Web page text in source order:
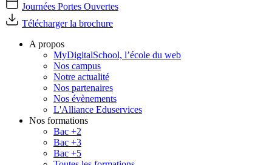
Journées Portes Ouvertes
Télécharger la brochure
A propos
MyDigitalSchool, l’école du web
Nos campus
Notre actualité
Nos partenaires
Nos évènements
L'Alliance Eduservices
Nos formations
Bac +2
Bac +3
Bac +5